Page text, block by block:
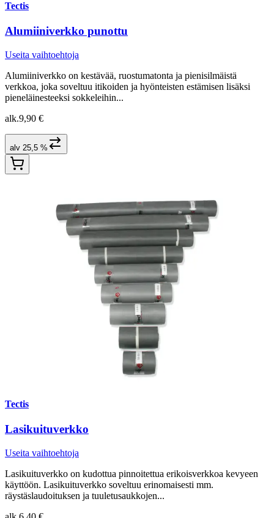
Tectis
Alumiiniverkko punottu
Useita vaihtoehtoja
Alumiiniverkko on kestävää, ruostumatonta ja pienisilmäistä
verkkoa, joka soveltuu itikoiden ja hyönteisten estämisen lisäksi
pieneläinesteeksi sokkeleihin...
alk.9,90 €
alv 25,5 %
Tectis
Lasikuituverkko
Useita vaihtoehtoja
Lasikuituverkko on kudottua pinnoitettua erikoisverkkoa kevyeen
käyttöön. Lasikuituverkko soveltuu erinomaisesti mm.
räystäslaudoituksen ja tuuletusaukkojen...